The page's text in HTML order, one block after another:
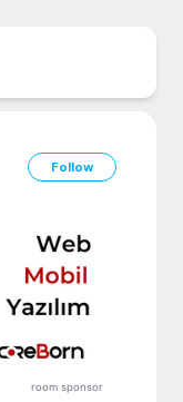
Follow
room sponsor